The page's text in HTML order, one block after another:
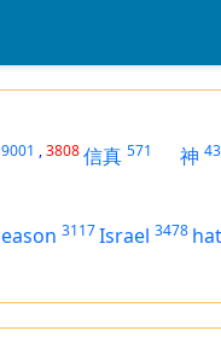
9001 ,3808信真 571 神
3117Israel 3478